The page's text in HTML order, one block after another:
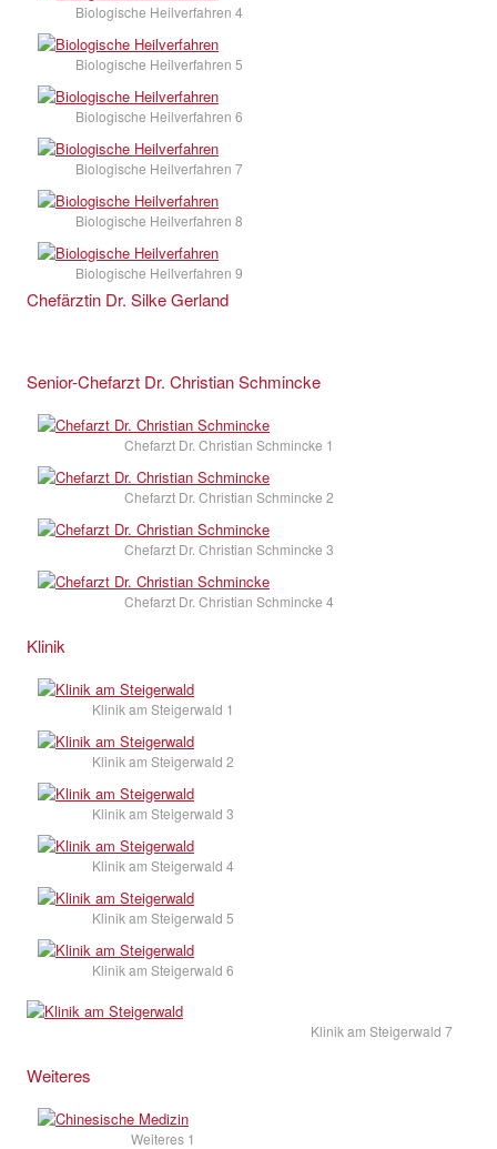
Biologische Heilverfahren 4
Biologische Heilverfahren 5
Biologische Heilverfahren 6
Biologische Heilverfahren 7
Biologische Heilverfahren 8
Biologische Heilverfahren 9
Chefärztin Dr. Silke Gerland
Senior-Chefarzt Dr. Christian Schmincke
Chefarzt Dr. Christian Schmincke 1
Chefarzt Dr. Christian Schmincke 2
Chefarzt Dr. Christian Schmincke 3
Chefarzt Dr. Christian Schmincke 4
Klinik
Klinik am Steigerwald 1
Klinik am Steigerwald 2
Klinik am Steigerwald 3
Klinik am Steigerwald 4
Klinik am Steigerwald 5
Klinik am Steigerwald 6
Klinik am Steigerwald 7
Weiteres
Weiteres 1